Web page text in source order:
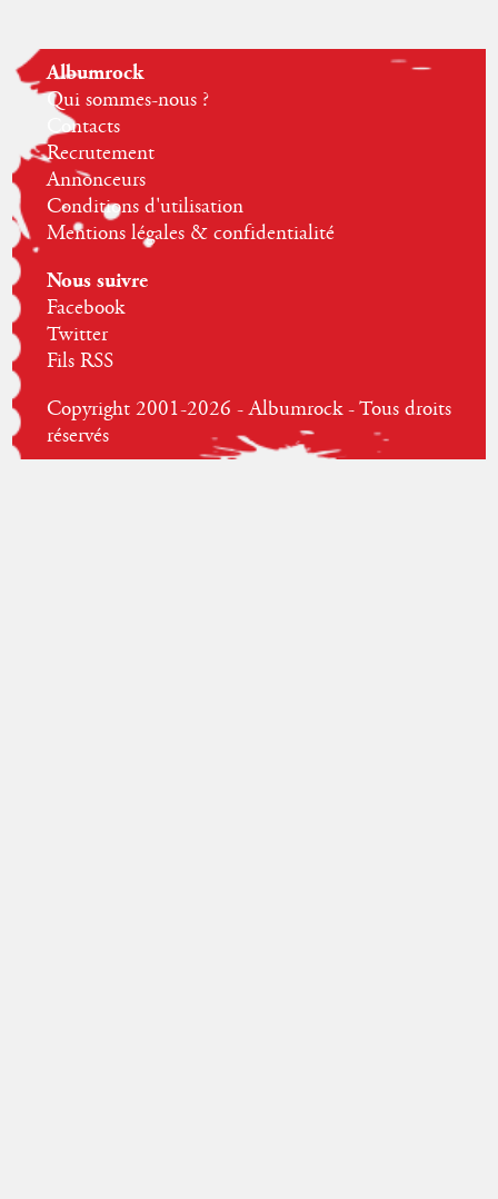
Albumrock
Qui sommes-nous ?
Contacts
Recrutement
Annonceurs
Conditions d'utilisation
Mentions légales & confidentialité
Nous suivre
Facebook
Twitter
Fils RSS
Copyright 2001-2026 - Albumrock - Tous droits
réservés